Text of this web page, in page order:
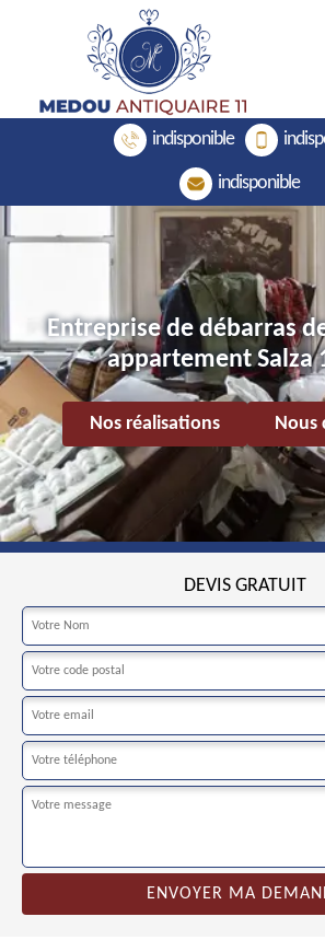
indisponible
indisponible
Entreprise de débarras
appartement Salza
Nos réalisations Nous
DEVIS GRATUIT